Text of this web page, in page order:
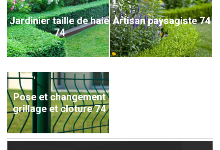
Jardinier taille de haie
74
Artisan paysagiste 74
Pose et changement
grillage et cloture 74